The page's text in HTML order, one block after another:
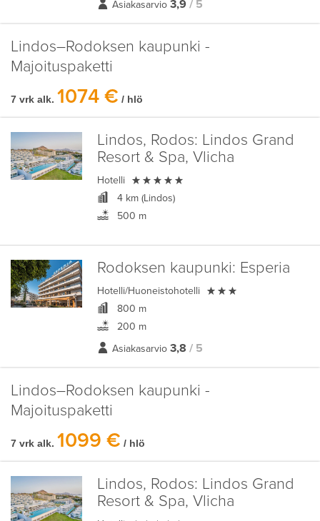
Asiakasarvio 3,9 / 5
Lindos–Rodoksen kaupunki -
Majoituspaketti
7 vrk alk. 1074 € / hlö
Lindos, Rodos: Lindos Grand
Resort & Spa, Vlicha
Hotelli 
4 km (Lindos)
500 m
Rodoksen kaupunki: Esperia
Hotelli/Huoneistohotelli 
800 m
200 m
Asiakasarvio 3,8 / 5
Lindos–Rodoksen kaupunki -
Majoituspaketti
7 vrk alk. 1099 € / hlö
Lindos, Rodos: Lindos Grand
Resort & Spa, Vlicha